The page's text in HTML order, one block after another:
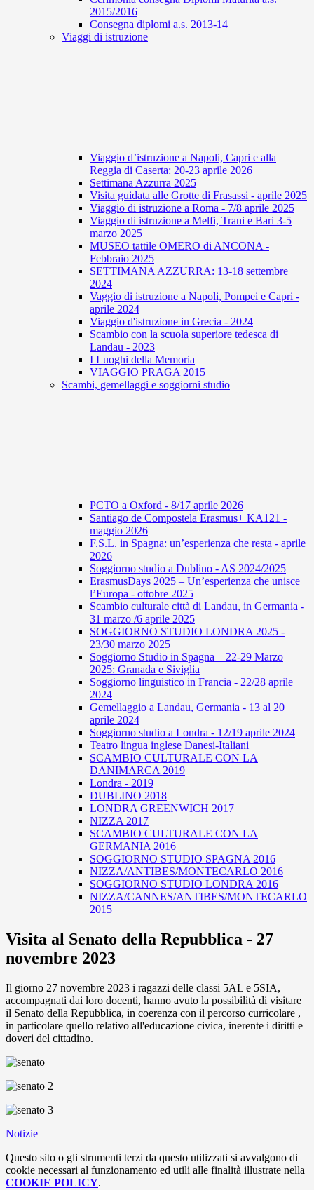
2015/2016
Consegna diplomi a.s. 2013-14
Viaggi di istruzione
Viaggio d’istruzione a Napoli, Capri e alla
Reggia di Caserta: 20-23 aprile 2026
Settimana Azzurra 2025
Visita guidata alle Grotte di Frasassi - aprile 2025
Viaggio di istruzione a Roma - 7/8 aprile 2025
Viaggio di istruzione a Melfi, Trani e Bari 3-5
marzo 2025
MUSEO tattile OMERO di ANCONA -
Febbraio 2025
SETTIMANA AZZURRA: 13-18 settembre
2024
Vaggio di istruzione a Napoli, Pompei e Capri -
aprile 2024
Viaggio d'istruzione in Grecia - 2024
Scambio con la scuola superiore tedesca di
Landau - 2023
I Luoghi della Memoria
VIAGGIO PRAGA 2015
Scambi, gemellaggi e soggiorni studio
PCTO a Oxford - 8/17 aprile 2026
Santiago de Compostela Erasmus+ KA121 -
maggio 2026
F.S.L. in Spagna: un’esperienza che resta - aprile
2026
Soggiorno studio a Dublino - AS 2024/2025
ErasmusDays 2025 – Un’esperienza che unisce
l’Europa - ottobre 2025
Scambio culturale città di Landau, in Germania -
31 marzo /6 aprile 2025
SOGGIORNO STUDIO LONDRA 2025 -
23/30 marzo 2025
Soggiorno Studio in Spagna – 22-29 Marzo
2025: Granada e Siviglia
Soggiorno linguistico in Francia - 22/28 aprile
2024
Gemellaggio a Landau, Germania - 13 al 20
aprile 2024
Soggiorno studio a Londra - 12/19 aprile 2024
Teatro lingua inglese Danesi-Italiani
SCAMBIO CULTURALE CON LA
DANIMARCA 2019
Londra - 2019
DUBLINO 2018
LONDRA GREENWICH 2017
NIZZA 2017
SCAMBIO CULTURALE CON LA
GERMANIA 2016
SOGGIORNO STUDIO SPAGNA 2016
NIZZA/ANTIBES/MONTECARLO 2016
SOGGIORNO STUDIO LONDRA 2016
NIZZA/CANNES/ANTIBES/MONTECARLO
2015
Visita al Senato della Repubblica - 27
novembre 2023
Il giorno 27 novembre 2023 i ragazzi delle classi 5AL e 5SIA,
accompagnati dai loro docenti, hanno avuto la possibilità di visitare
il Senato della Repubblica, in coerenza con il percorso curricolare ,
in particolare quello relativo all'educazione civica, inerente i diritti e
doveri del cittadino.
Notizie
Questo sito o gli strumenti terzi da questo utilizzati si avvalgono di
cookie necessari al funzionamento ed utili alle finalità illustrate nella
COOKIE POLICY.